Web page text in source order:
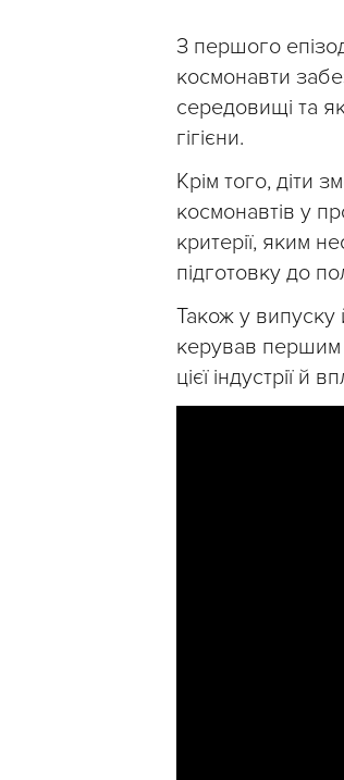
З першого
космонавти
середовищі та
гігієни.
Крім того, діти
космонавтів у
критерії, яким
підготовку до
Також у випуску
керував першим
цієї індустрії й